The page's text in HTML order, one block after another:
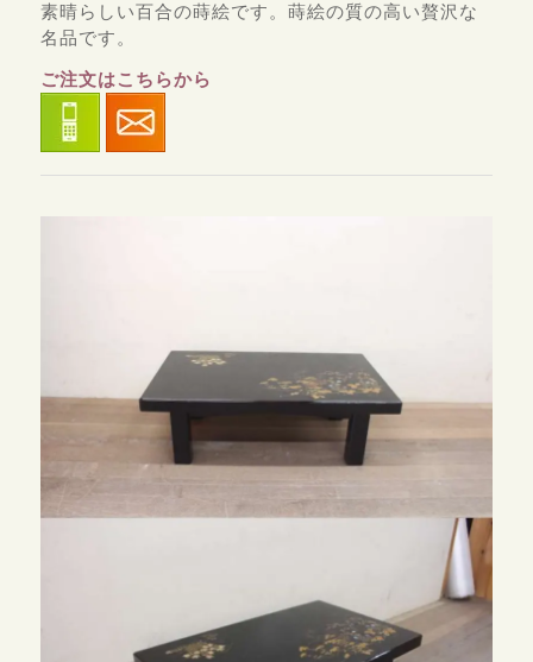
素晴らしい百合の蒔絵です。蒔絵の質の高い贅沢な
名品です。
ご注文はこちらから